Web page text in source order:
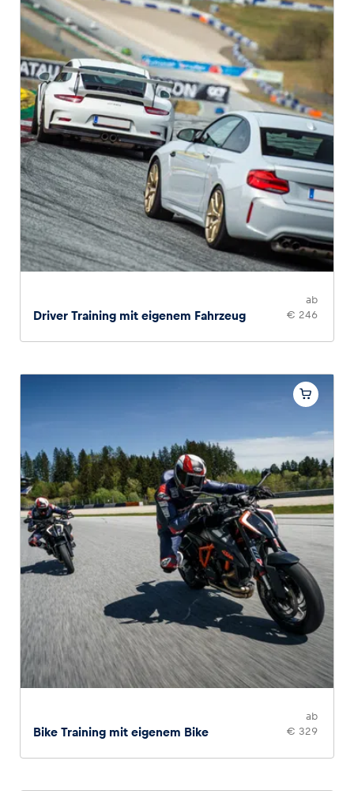
Driver Training mit eigenem Fahrzeug
ab
€ 246
Bike Training mit eigenem Bike
ab
€ 329